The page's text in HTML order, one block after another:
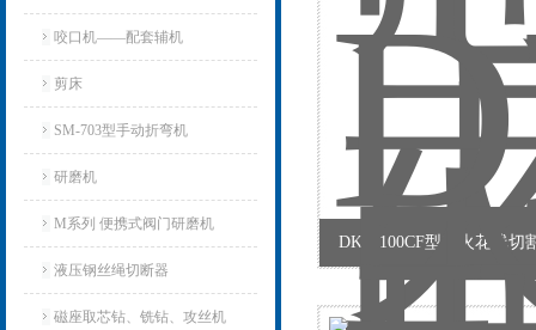
咬口机——配套辅机
剪床
SM-703型手动折弯机
研磨机
M系列 便携式阀门研磨机
液压钢丝绳切断器
磁座取芯钻、铣钻、攻丝机
DK77100CF型电火花线切